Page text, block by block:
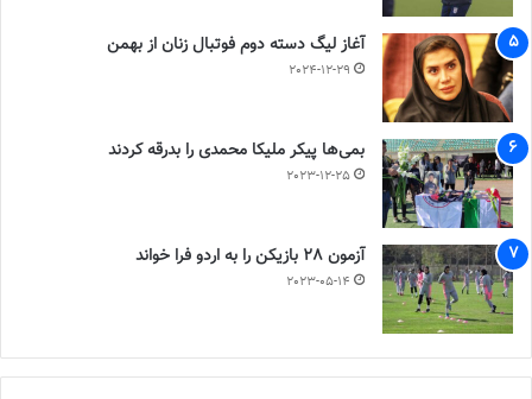
آغاز لیگ دسته دوم فوتبال زنان از بهمن
2024-12-29
بمی‌ها پیکر ملیکا محمدی را بدرقه کردند
2023-12-25
آزمون 28 بازیکن را به اردو فرا خواند
2023-05-14